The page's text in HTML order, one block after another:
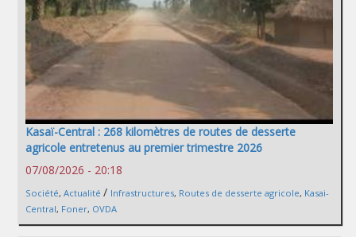
Kasaï-Central : 268 kilomètres de routes de desserte
agricole entretenus au premier trimestre 2026
07/08/2026 - 20:18
Société, Actualité / Infrastructures, Routes de desserte agricole, Kasai-
Central, Foner, OVDA